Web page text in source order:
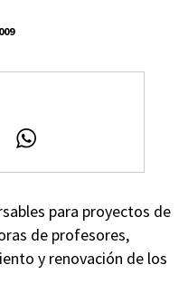
para proyectos de
de profesores,
y renovación de los